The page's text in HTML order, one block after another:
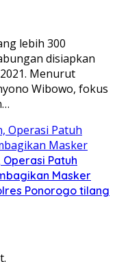
lebih 300
disiapkan
Menurut
Wibowo, fokus
Patuh
Masker
Ponorogo tilang